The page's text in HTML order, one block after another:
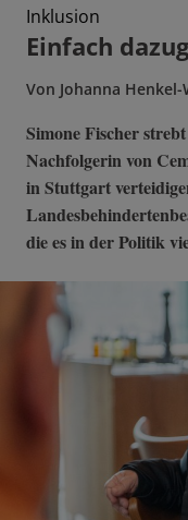
vorlesen
Inklusion
Einfach
Von Johanna
Simone Fischer
Nachfolgerin von
in Stuttgart
die es in der Politik